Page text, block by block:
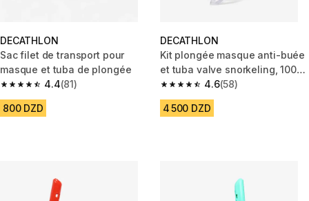
DECATHLON
Sac filet de transport pour
masque et tuba de plongée
4.4
4.4 out of 5 stars from 81 reviews
(81)
800 DZD
DECATHLON
Kit plongée masque anti-buée
et tuba valve snorkeling, 100
enfant Vert4.6
4.6 out of 5 stars from 58
(58)
4 500 DZD